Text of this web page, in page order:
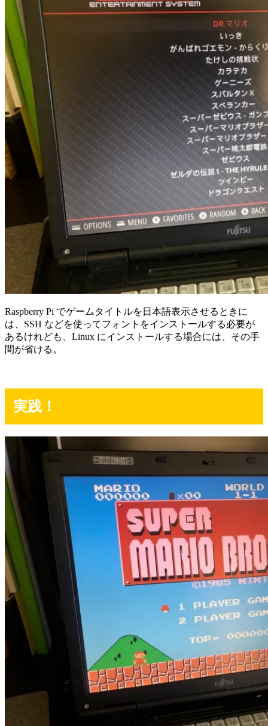
Raspberry Pi でゲームタイトルを日本語表示させるときに
は、SSH などを使ってフォントをインストールする必要が
あるけれども、Linux にインストールする場合には、その手
間が省ける。
実践！